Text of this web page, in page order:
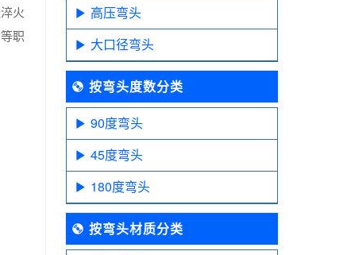
火
职
高压弯头
大口径弯头
按弯头度数分类
90度弯头
45度弯头
180度弯头
按弯头材质分类